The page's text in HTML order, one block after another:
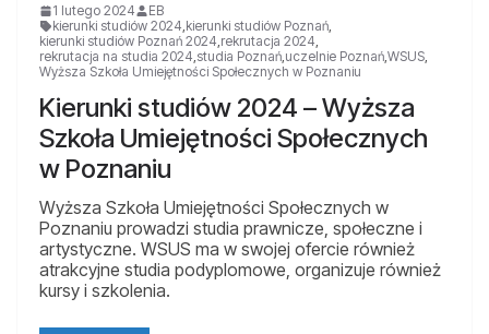
1 lutego 2024
EB
kierunki studiów 2024 kierunki studiów Poznań
kierunki studiów Poznań 2024 rekrutacja 2024
rekrutacja na studia 2024 studia Poznań uczelnie Poznań WSUS
Wyższa Szkoła Umiejętności Społecznych w Poznaniu
Kierunki studiów 2024 – Wyższa
Szkoła Umiejętności Społecznych
w Poznaniu
Wyższa Szkoła Umiejętności Społecznych w
Poznaniu prowadzi studia prawnicze, społeczne i
artystyczne. WSUS ma w swojej ofercie również
atrakcyjne studia podyplomowe, organizuje również
kursy i szkolenia.